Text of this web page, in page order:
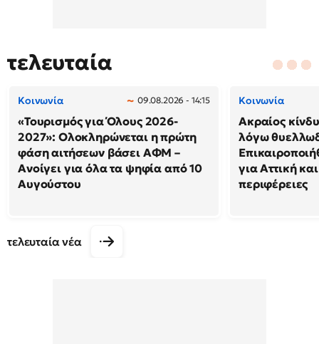
τελευταία
Κοινωνία 09.08.2026 - 14:15
«Τουρισμός για Όλους 2026-
2027»: Ολοκληρώνεται η πρώτη
φάση αιτήσεων βάσει ΑΦΜ –
Ανοίγει για όλα τα ψηφία από 10
Αυγούστου
Κοινωνία
Ακραίος
λόγω
για Αττική
περιφέρειες
τελευταία νέα